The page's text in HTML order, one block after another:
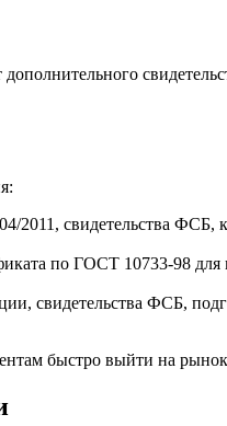
2011, свидетельства
по ГОСТ 10733-98
свидетельства ФСБ,
быстро выйти на